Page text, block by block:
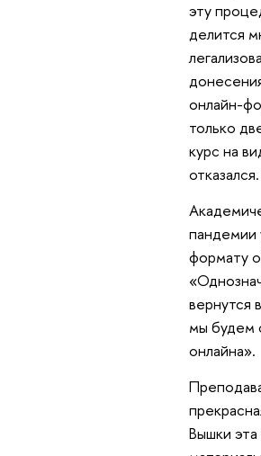
эту
делится
онлайн-
только
курс на
пандемии
формату
вернутся
мы будем
онлайна».
Вышки